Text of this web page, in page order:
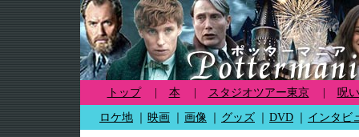
トップ 本 スタジオツアー東京 呪
ロケ地 映画 画像 グッズ DVD インタビ